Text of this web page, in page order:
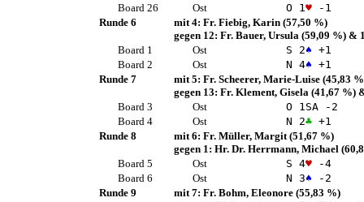
Board 26
Ost O 1 ♥ -1
Runde 6
mit 4: Fr. Fiebig, Karin (57,50 %)
gegen 12: Fr. Bauer, Ursula (59,09 %) &
Board 1
Ost S 2♠ +1
Board 2
Ost N 4♠ +1
Runde 7
mit 5: Fr. Scheerer, Marie-Luise (45,83
gegen 13: Fr. Klement, Gisela (41,67 %)
Board 3
Ost O 1 SA -2
Board 4
Ost N 2♣ +1
Runde 8
mit 6: Fr. Müller, Margit (51,67 %)
gegen 1: Hr. Dr. Herrmann, Michael
Board 5
Ost S 4♥ -4
Board 6
Ost N 3♠ -2
Runde 9
mit 7: Fr. Bohm, Eleonore (55,83 %)